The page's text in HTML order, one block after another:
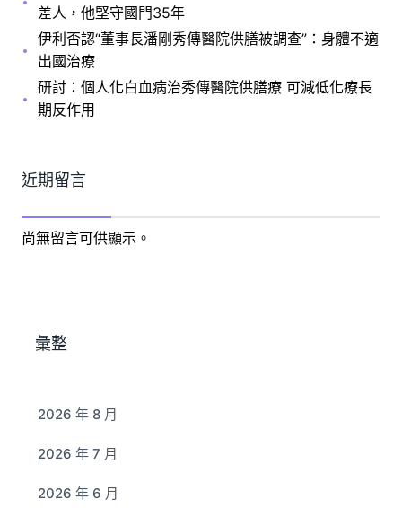
差人，他堅守國門35年
伊利否認“董事長潘剛秀傳醫院供膳被調查”：身體不適
出國治療
研討：個人化白血病治秀傳醫院供膳療 可減低化療長
期反作用
近期留言
尚無留言可供顯示。
彙整
2026 年 8 月
2026 年 7 月
2026 年 6 月